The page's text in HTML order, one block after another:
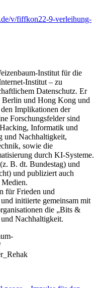
v/fiffkon22-9-verleihung-
Institut für die
Institut – zu
Datenschutz. Er
und Hong Kong und
Implikationen der
Forschungsfelder sind
Informatik und
und Nachhaltigkeit,
sowie die
durch KI-Systeme.
B. dt. Bundestag) und
und publiziert auch
für Frieden und
initiierte gemeinsam mit
die „Bits &
Nachhaltigkeit.